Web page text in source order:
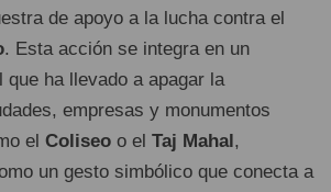
de apoyo a la lucha contra el
. Esta acción se integra en un
que ha llevado a apagar la
empresas y monumentos
el Coliseo o el Taj Mahal ,
un gesto simbólico que conecta a